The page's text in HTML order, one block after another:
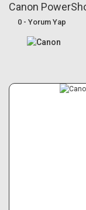
Canon R6
Canon
0 - Yorum Yap